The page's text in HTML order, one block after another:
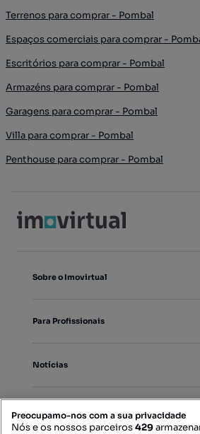
Terrenos para comprar - Pombal
Espaços comerciais para comprar -
Escritórios para comprar - Pombal
Armazéns para comprar - Pombal
Garagens para comprar - Pombal
Villa para comprar - Pombal
Penthouse para comprar - Pombal
Sobre o Imovirtual
Para Profissionais
Notícias
Preocupamo-nos com a sua privacidade
Nós e os nossos parceiros429